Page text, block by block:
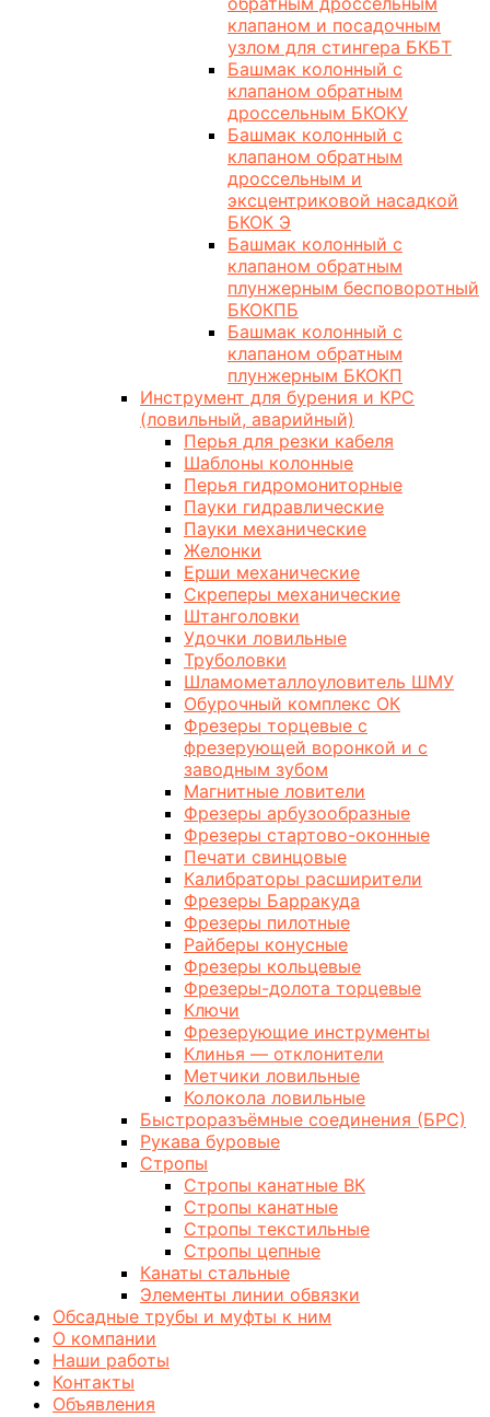
клапаном и посадочным
узлом для стингера БКБТ
Башмак колонный с
клапаном обратным
дроссельным БКОКУ
Башмак колонный с
клапаном обратным
дроссельным и
эксцентриковой насадкой
БКОК Э
Башмак колонный с
клапаном обратным
плунжерным бесповоротный
БКОКПБ
Башмак колонный с
клапаном обратным
плунжерным БКОКП
Инструмент для бурения и КРС
(ловильный, аварийный)
Перья для резки кабеля
Шаблоны колонные
Перья гидромониторные
Пауки гидравлические
Пауки механические
Желонки
Ерши механические
Скреперы механические
Штанголовки
Удочки ловильные
Труболовки
Шламометаллоуловитель ШМУ
Обурочный комплекс ОК
Фрезеры торцевые с
фрезерующей воронкой и с
заводным зубом
Магнитные ловители
Фрезеры арбузообразные
Фрезеры стартово-оконные
Печати свинцовые
Калибраторы расширители
Фрезеры Барракуда
Фрезеры пилотные
Райберы конусные
Фрезеры кольцевые
Фрезеры-долота торцевые
Ключи
Фрезерующие инструменты
Клинья — отклонители
Метчики ловильные
Колокола ловильные
Быстроразъёмные соединения (БРС)
Рукава буровые
Стропы
Стропы канатные ВК
Стропы канатные
Стропы текстильные
Стропы цепные
Канаты стальные
Элементы линии обвязки
Обсадные трубы и муфты к ним
О компании
Наши работы
Контакты
Объявления